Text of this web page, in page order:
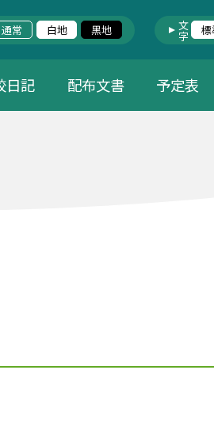
通常 白地 黒地 文字
日記 配布文書 予定表